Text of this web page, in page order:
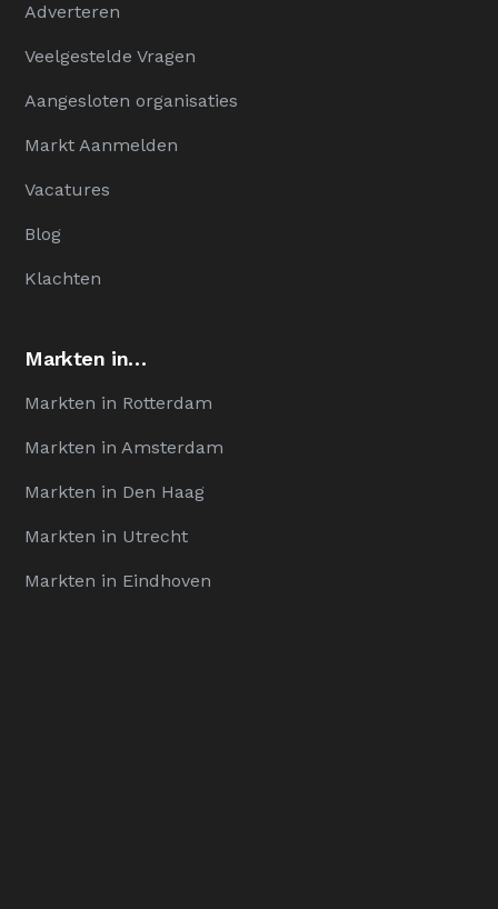
Adverteren
Veelgestelde Vragen
Aangesloten organisaties
Markt Aanmelden
Vacatures
Blog
Klachten
Markten in…
Markten in Rotterdam
Markten in Amsterdam
Markten in Den Haag
Markten in Utrecht
Markten in Eindhoven